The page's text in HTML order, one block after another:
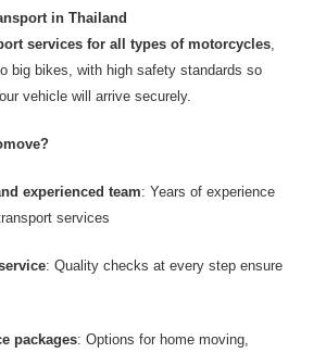
in Thailand
services for all types of motorcycles,
big bikes, with high safety standards so
vehicle will arrive securely.
experienced team: Years of experience
services
: Quality checks at every step ensure
packages: Options for home moving,